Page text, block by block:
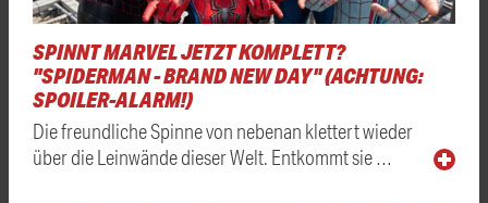
SPINNT MARVEL JETZT KOMPLETT?
"SPIDERMAN - BRAND NEW DAY" (ACHTUNG:
SPOILER-ALARM!)
Die freundliche Spinne von nebenan klettert wieder
über die Leinwände dieser Welt. Entkommt sie …